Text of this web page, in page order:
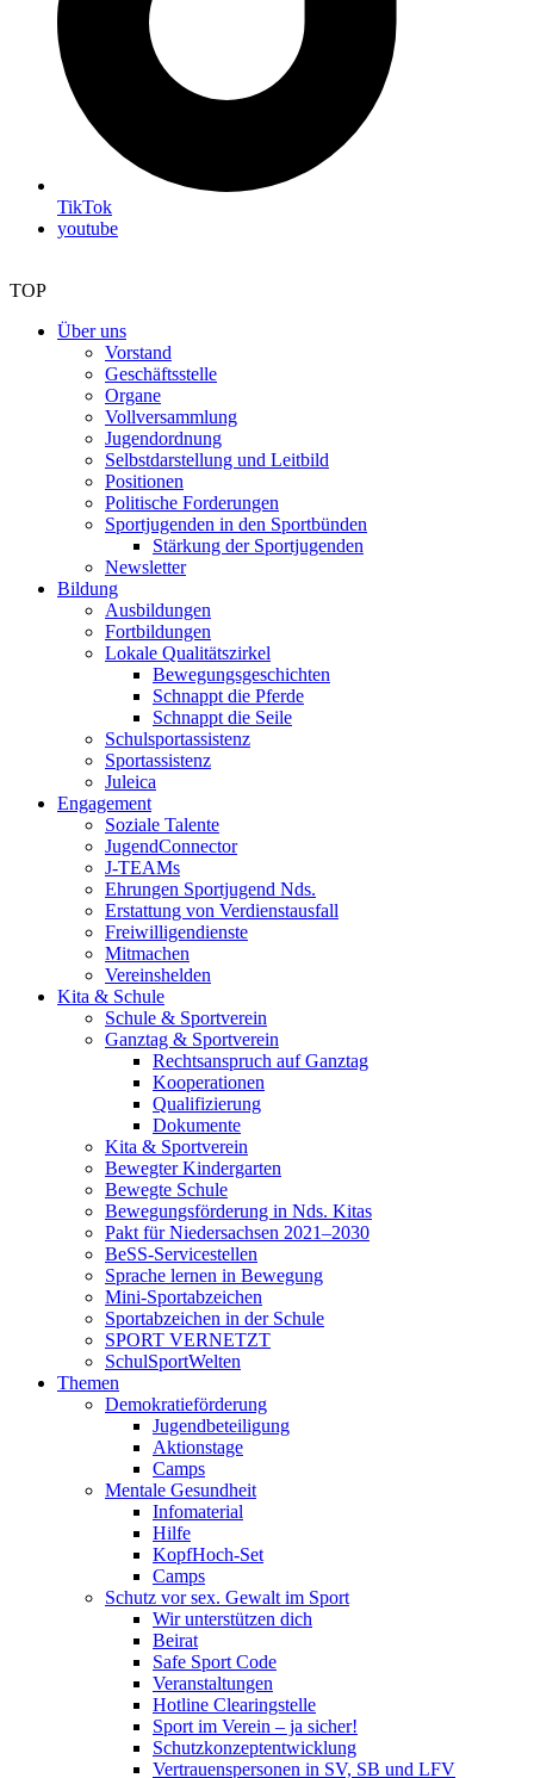
TikTok
youtube
TOP
Über uns
Vorstand
Geschäftsstelle
Organe
Vollversammlung
Jugendordnung
Selbstdarstellung und Leitbild
Positionen
Politische Forderungen
Sportjugenden in den Sportbünden
Stärkung der Sportjugenden
Newsletter
Bildung
Ausbildungen
Fortbildungen
Lokale Qualitätszirkel
Bewegungsgeschichten
Schnappt die Pferde
Schnappt die Seile
Schulsportassistenz
Sportassistenz
Juleica
Engagement
Soziale Talente
JugendConnector
J-TEAMs
Ehrungen Sportjugend Nds.
Erstattung von Verdienstausfall
Freiwilligendienste
Mitmachen
Vereinshelden
Kita & Schule
Schule & Sportverein
Ganztag & Sportverein
Rechtsanspruch auf Ganztag
Kooperationen
Qualifizierung
Dokumente
Kita & Sportverein
Bewegter Kindergarten
Bewegte Schule
Bewegungsförderung in Nds. Kitas
Pakt für Niedersachsen 2021–2030
BeSS-Servicestellen
Sprache lernen in Bewegung
Mini-Sportabzeichen
Sportabzeichen in der Schule
SPORT VERNETZT
SchulSportWelten
Themen
Demokratieförderung
Jugendbeteiligung
Aktionstage
Camps
Mentale Gesundheit
Infomaterial
Hilfe
KopfHoch-Set
Camps
Schutz vor sex. Gewalt im Sport
Wir unterstützen dich
Beirat
Safe Sport Code
Veranstaltungen
Hotline Clearingstelle
Sport im Verein – ja sicher!
Schutzkonzeptentwicklung
Vertrauenspersonen in SV, SB und LFV